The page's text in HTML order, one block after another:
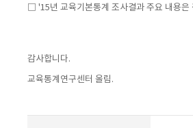
□ '15년 교육기본통계 조사결과 주요 내용은
감사합니다.
교육통계연구센터 올림.